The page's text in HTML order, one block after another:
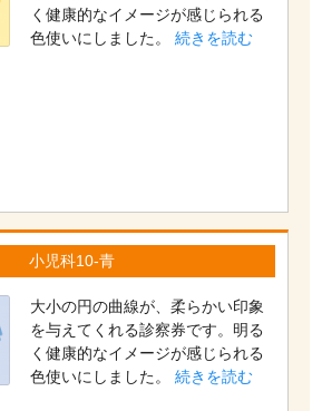
く健康的なイメージが感じられる
色使いにしました。続きを読む
小児科10-青
大小の円の曲線が、柔らかい印象
を与えてくれる診察券です。明る
く健康的なイメージが感じられる
色使いにしました。続きを読む